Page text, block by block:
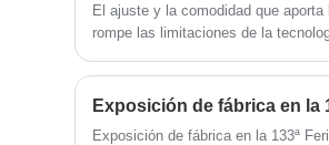
El ajuste y la comodidad que
rompe las limitaciones de la
Exposición de fábrica en la
Exposición de fábrica en la 133ª